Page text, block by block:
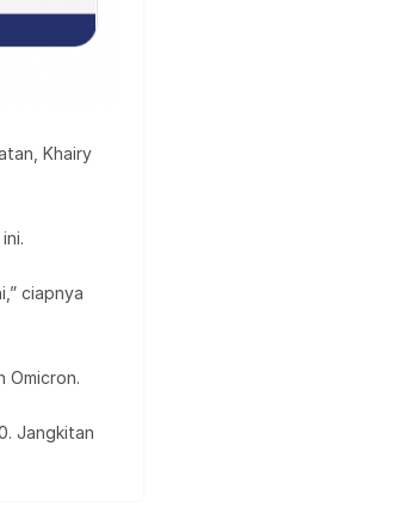
Khairy
ciapnya
Omicron.
Jangkitan